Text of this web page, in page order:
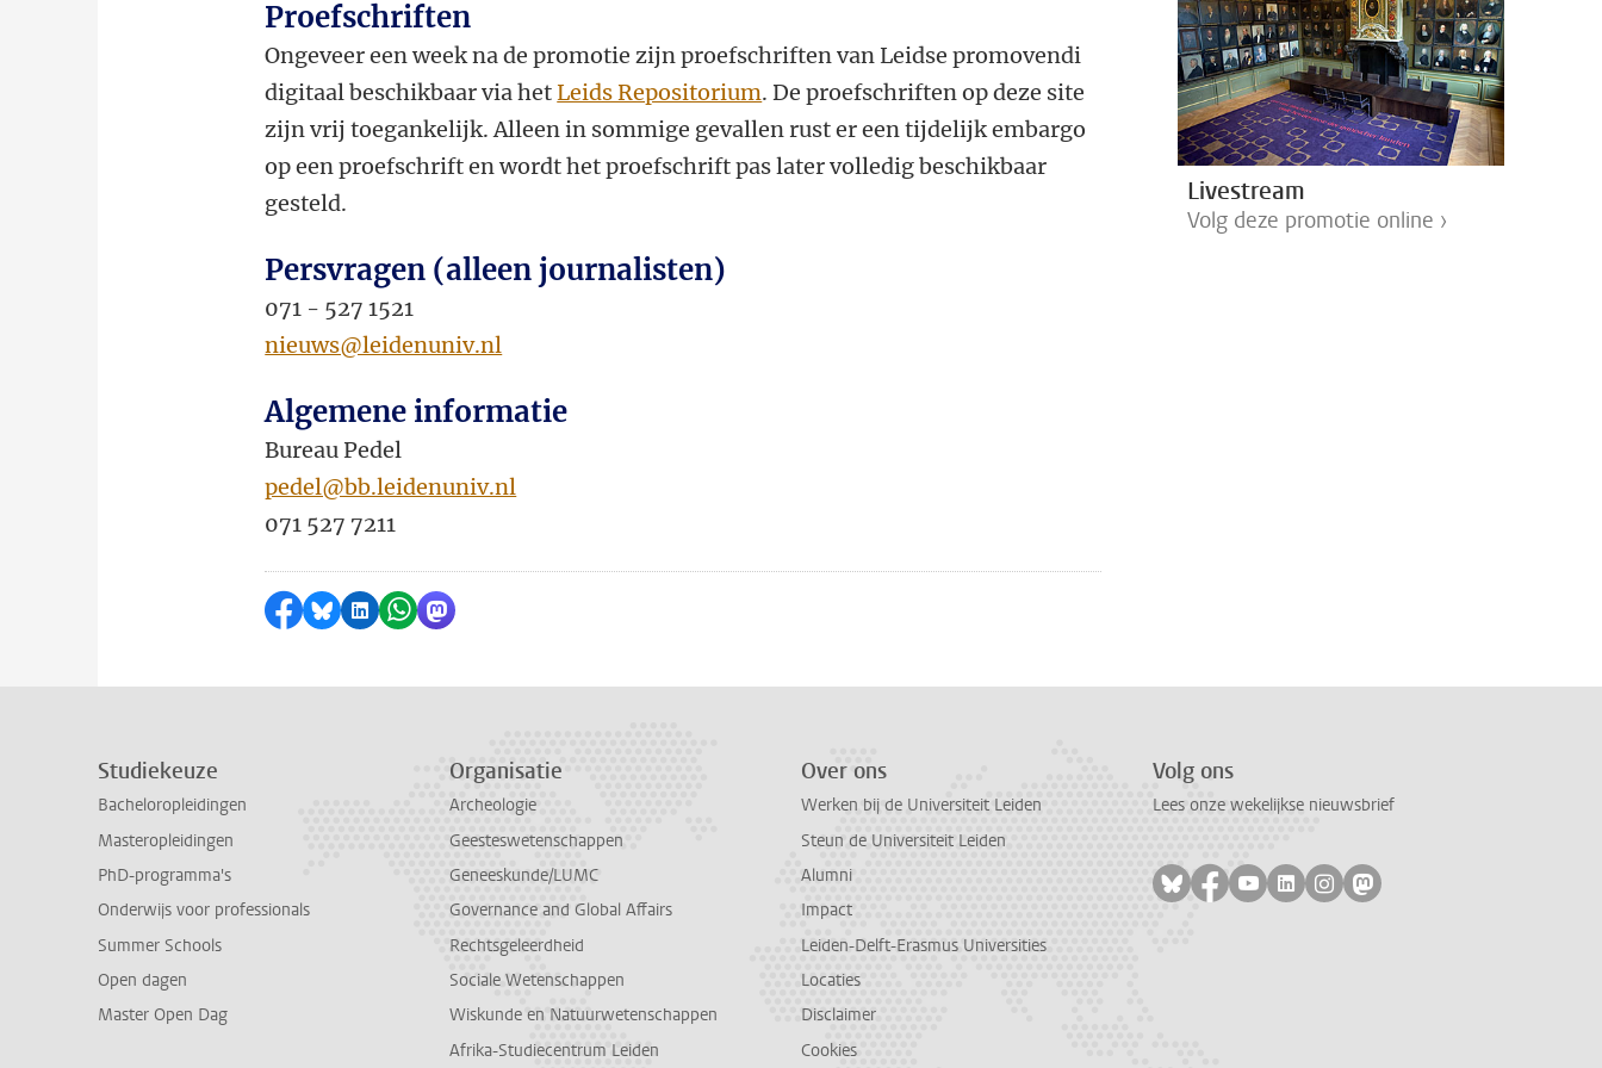
Proefschriften
Ongeveer een week na de promotie zijn proefschriften van Leidse promovendi
digitaal beschikbaar via hetLeids Repositorium. De proefschriften op deze site
zijn vrij toegankelijk. Alleen in sommige gevallen rust er een tijdelijk embargo
op een proefschrift en wordt het proefschrift pas later volledig beschikbaar
gesteld.
Persvragen (alleen journalisten)
071 - 527 1521
nieuws@leidenuniv.nl
Algemene informatie
Bureau Pedel
pedel@bb.leidenuniv.nl
071 527 7211
Delen op Facebook
Delen via Bluesky
Delen op LinkedIn
Delen via WhatsApp
Delen via Mastodon
Livestream
Volg deze promotie online ›
Studiekeuze
Bacheloropleidingen
Masteropleidingen
PhD-programma's
Onderwijs voor professionals
Summer Schools
Open dagen
Master Open Dag
Organisatie
Archeologie
Geesteswetenschappen
Geneeskunde/LUMC
Governance and Global Affairs
Rechtsgeleerdheid
Sociale Wetenschappen
Wiskunde en Natuurwetenschappen
Afrika-Studiecentrum Leiden
Over ons
Werken bij de Universiteit Leiden
Steun de Universiteit Leiden
Alumni
Impact
Leiden-Delft-Erasmus Universities
Locaties
Disclaimer
Cookies
Volg ons
Lees onze wekelijkse nieuwsbrief
Volg ons op bluesky
Volg ons op facebook
Volg ons op youtube
Volg ons op linkedin
Volg ons op instagram
Volg ons op mastodon